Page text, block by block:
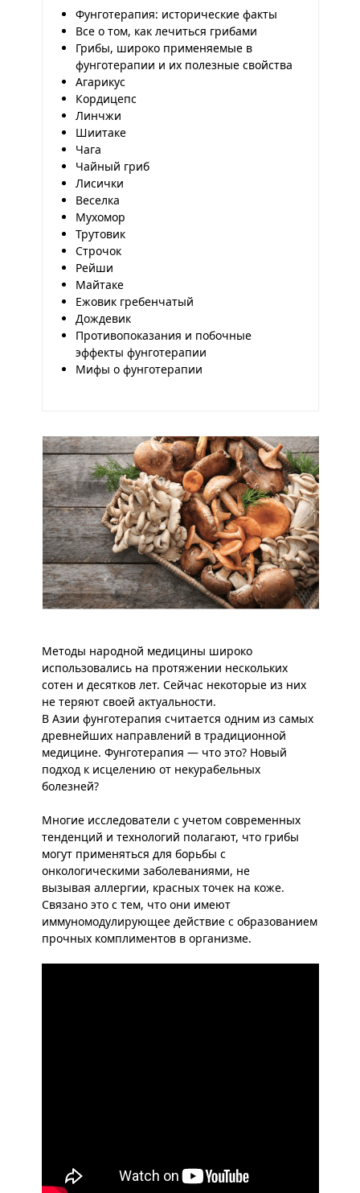
Фунготерапия: исторические факты
Все о том, как лечиться грибами
Грибы, широко применяемые в
фунготерапии и их полезные свойства
Агарикус
Кордицепс
Линчжи
Шиитаке
Чага
Чайный гриб
Лисички
Веселка
Мухомор
Трутовик
Строчок
Рейши
Майтаке
Ежовик гребенчатый
Дождевик
Противопоказания и побочные
эффекты фунготерапии
Мифы о фунготерапии
Методы народной медицины широко
использовались на протяжении нескольких
сотен и десятков лет. Сейчас некоторые из них
не теряют своей актуальности.
В Азии фунготерапия считается одним из самых
древнейших направлений в традиционной
медицине. Фунготерапия — что это? Новый
подход к исцелению от некурабельных
болезней?
Многие исследователи с учетом современных
тенденций и технологий полагают, что грибы
могут применяться для борьбы с
онкологическими заболеваниями, не
вызывая аллергии, красных точек на коже.
Связано это с тем, что они имеют
иммуномодулирующее действие с образованием
прочных комплиментов в организме.